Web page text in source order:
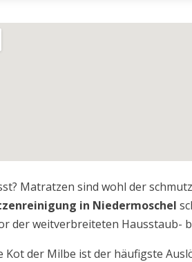
Matratzen sind wohl der
in Niedermoschel
der weitverbreiteten Hausstaub-
Kot der Milbe ist der häufigste